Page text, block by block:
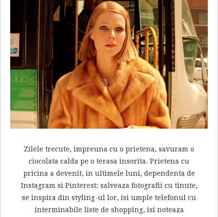
Zilele trecute, impreuna cu o prietena, savuram o
ciocolata calda pe o terasa insorita. Prietena cu
pricina a devenit, in ultimele luni, dependenta de
Instagram si Pinterest: salveaza fotografii cu tinute,
se inspira din styling-ul lor, isi umple telefonul cu
interminabile liste de shopping, isi noteaza